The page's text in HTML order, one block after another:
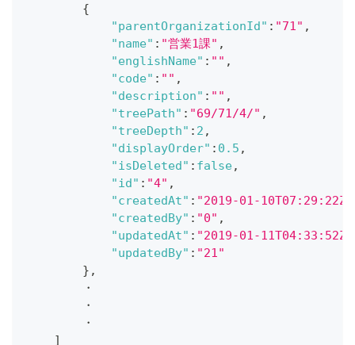
{
"parentOrganizationId" : "71" ,
"name" : "営業1課" ,
"englishName" : "" ,
"code" : "" ,
"description" : "" ,
"treePath" : "69/71/4/" ,
"treeDepth" : 2 ,
"displayOrder" : 0.5 ,
"isDeleted" : false,
"id" : "4" ,
"createdAt" : "2019-01-10T07:29:22Z"
"createdBy" : "0" ,
"updatedAt" : "2019-01-11T04:33:52Z"
"updatedBy" : "21"
} ,
        ・
        ・
        ・
]